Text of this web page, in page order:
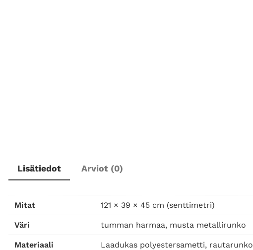
Lisätiedot Arviot (0)
Mitat 121 × 39 × 45 cm (senttimetri)
Väri tumman harmaa, musta metallirunko
Materiaali Laadukas polyestersametti, rautarunko